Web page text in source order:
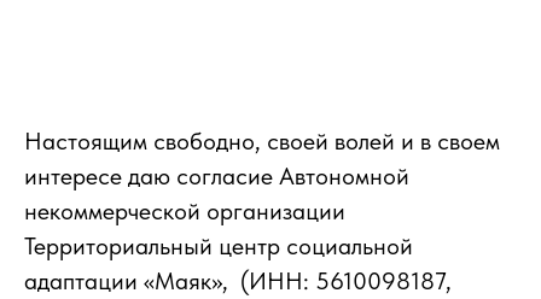
Настоящим свободно, своей волей и в своем
интересе даю согласие Автономной
некоммерческой организации
Территориальный центр социальной
адаптации «Маяк», (ИНН: 5610098187,